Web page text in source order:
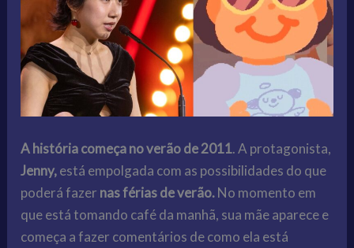
A história começa no verão de 2011. A protagonista,
Jenny,está empolgada com as possibilidades do que
poderá fazer nas férias de verão.No momento em
que está tomando café da manhã, sua mãe aparece e
começa a fazer comentários de como ela está